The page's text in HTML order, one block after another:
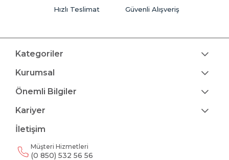
Hızlı Teslimat Güvenli Alışveriş
Kategoriler
Kurumsal
Önemli Bilgiler
Kariyer
İletişim
Müşteri Hizmetleri
(0 850) 532 56 56